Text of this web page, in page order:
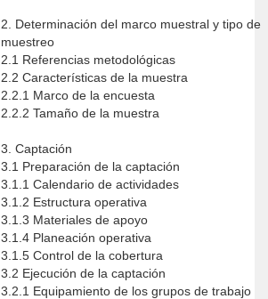
2. Determinación del marco muestral y tipo de
muestreo
2.1 Referencias metodológicas
2.2 Características de la muestra
2.2.1 Marco de la encuesta
2.2.2 Tamaño de la muestra
3. Captación
3.1 Preparación de la captación
3.1.1 Calendario de actividades
3.1.2 Estructura operativa
3.1.3 Materiales de apoyo
3.1.4 Planeación operativa
3.1.5 Control de la cobertura
3.2 Ejecución de la captación
3.2.1 Equipamiento de los grupos de trabajo